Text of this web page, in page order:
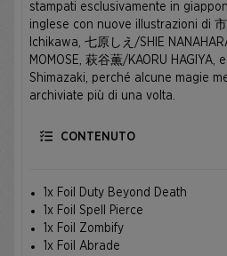
stampati esclusivamente in
inglese con nuove illustrazioni di
Ichikawa, 七原しえ/SHIE
MOMOSE, 萩谷薫/KAORU HAGIYA,
Shimazaki, perché alcune magie
archiviate più di una volta.
CONTENUTO
1x Foil Duty Beyond Death
1x Foil Spell Pierce
1x Foil Zombify
1x Foil Abrade